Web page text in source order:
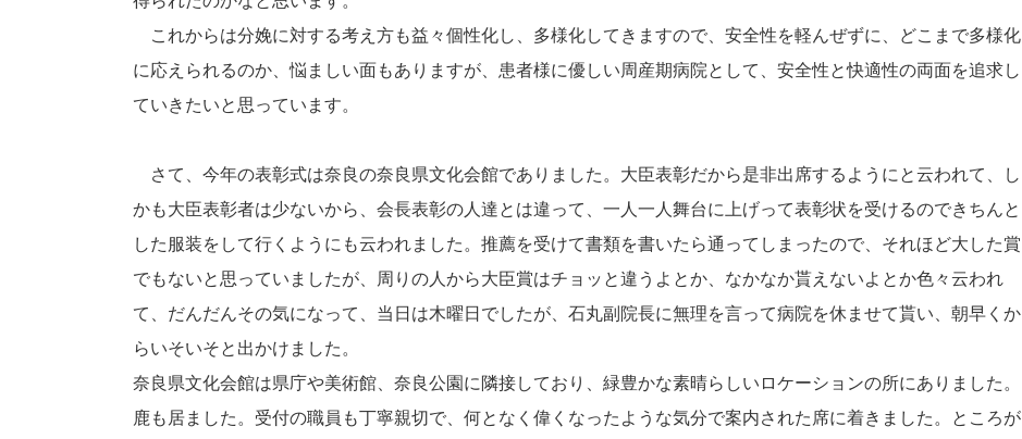
これからは分娩に対する考え方も益々個性化し、多様化してきますので、安全性を軽んぜずに、どこまで多様化
に応えられるのか、悩ましい面もありますが、患者様に優しい周産期病院として、安全性と快適性の両面を追求し
ていきたいと思っています。
さて、今年の表彰式は奈良の奈良県文化会館でありました。大臣表彰だから是非出席するようにと云われて、し
かも大臣表彰者は少ないから、会長表彰の人達とは違って、一人一人舞台に上げって表彰状を受けるのできちんと
した服装をして行くようにも云われました。推薦を受けて書類を書いたら通ってしまったので、それほど大した賞
でもないと思っていましたが、周りの人から大臣賞はチョッと違うよとか、なかなか貰えないよとか色々云われ
て、だんだんその気になって、当日は木曜日でしたが、石丸副院長に無理を言って病院を休ませて貰い、朝早くか
らいそいそと出かけました。
奈良県文化会館は県庁や美術館、奈良公園に隣接しており、緑豊かな素晴らしいロケーションの所にありました。
鹿も居ました。受付の職員も丁寧親切で、何となく偉くなったような気分で案内された席に着きました。ところが